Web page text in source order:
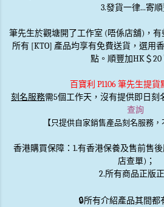
3.發貨一律...寄
筆先生於觀塘開了工作室 (唔係店舖)，
所有 [KTO] 產品均享有免費送貨，選用
點。順豐加HK＄20
百寶利 P1106 筆先生提
刻名服務需5個工作天，沒有提供即日刻
查詢
【只提供自家銷售產品刻名服務，
香港購買保障：1.有香港保養及售前售
店查單)；
2.所有商品正版
🔒所有介紹產品其間都